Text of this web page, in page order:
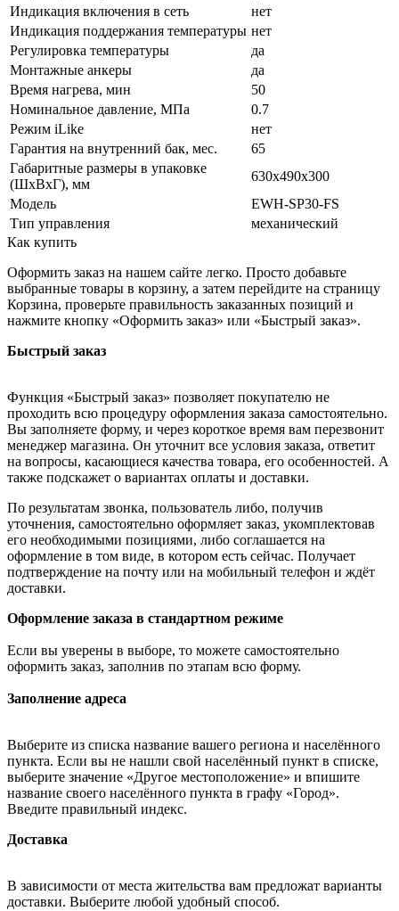
Индикация включения в сеть
нет
Индикация поддержания температуры нет
Регулировка температуры
да
Монтажные анкеры
да
Время нагрева, мин
50
Номинальное давление, МПа
0.7
Режим iLike
нет
Гарантия на внутренний бак, мес.
65
Габаритные размеры в упаковке
(ШxВxГ), мм
630x490x300
Модель
EWH-SP30-FS
Тип управления
механический
Как купить
Оформить заказ на нашем сайте легко. Просто добавьте
выбранные товары в корзину, а затем перейдите на страницу
Корзина, проверьте правильность заказанных позиций и
нажмите кнопку «Оформить заказ» или «Быстрый заказ».
Быстрый заказ
Функция «Быстрый заказ» позволяет покупателю не
проходить всю процедуру оформления заказа самостоятельно.
Вы заполняете форму, и через короткое время вам перезвонит
менеджер магазина. Он уточнит все условия заказа, ответит
на вопросы, касающиеся качества товара, его особенностей. А
также подскажет о вариантах оплаты и доставки.
По результатам звонка, пользователь либо, получив
уточнения, самостоятельно оформляет заказ, укомплектовав
его необходимыми позициями, либо соглашается на
оформление в том виде, в котором есть сейчас. Получает
подтверждение на почту или на мобильный телефон и ждёт
доставки.
Оформление заказа в стандартном режиме
Если вы уверены в выборе, то можете самостоятельно
оформить заказ, заполнив по этапам всю форму.
Заполнение адреса
Выберите из списка название вашего региона и населённого
пункта. Если вы не нашли свой населённый пункт в списке,
выберите значение «Другое местоположение» и впишите
название своего населённого пункта в графу «Город».
Введите правильный индекс.
Доставка
В зависимости от места жительства вам предложат варианты
доставки. Выберите любой удобный способ.